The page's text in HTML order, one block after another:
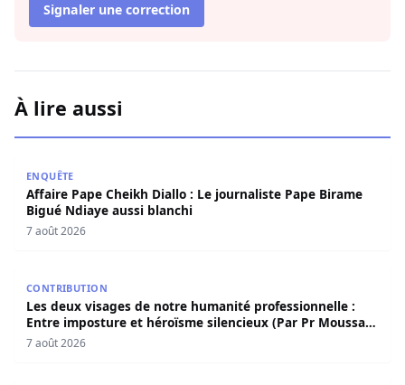
Signaler une correction
À lire aussi
ENQUÊTE
Affaire Pape Cheikh Diallo : Le journaliste Pape Birame
Bigué Ndiaye aussi blanchi
7 août 2026
CONTRIBUTION
Les deux visages de notre humanité professionnelle :
Entre imposture et héroïsme silencieux (Par Pr Moussa
Seydi)
7 août 2026